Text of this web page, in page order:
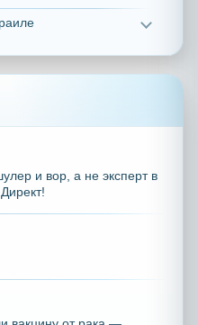
и вор, а не эксперт в